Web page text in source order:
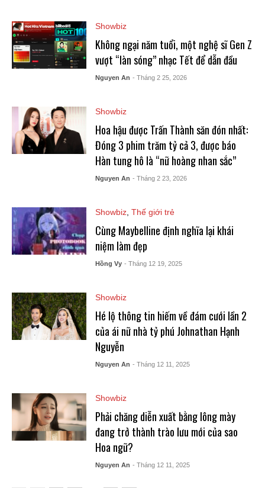
Showbiz
Không ngại năm tuổi, một nghệ sĩ Gen Z
vượt “làn sóng” nhạc Tết để dẫn đầu
Nguyen An - Tháng 2 25, 2026
Showbiz
Hoa hậu được Trấn Thành săn đón nhất:
Đóng 3 phim trăm tỷ cả 3, được báo
Hàn tung hô là “nữ hoàng nhan sắc”
Nguyen An - Tháng 2 23, 2026
Showbiz, Thế giới trẻ
Cùng Maybelline định nghĩa lại khái
niệm làm đẹp
Hồng Vy - Tháng 12 19, 2025
Showbiz
Hé lộ thông tin hiếm về đám cưới lần 2
của ái nữ nhà tỷ phú Johnathan Hạnh
Nguyễn
Nguyen An - Tháng 12 11, 2025
Showbiz
Phải chăng diễn xuất bằng lông mày
đang trở thành trào lưu mới của sao
Hoa ngữ?
Nguyen An - Tháng 12 11, 2025